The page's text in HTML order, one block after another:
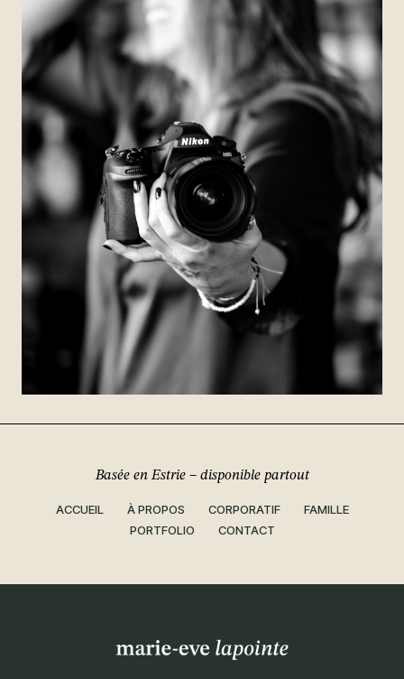
Basée en Estrie – disponible partout
ACCUEIL À PROPOS CORPORATIF
FAMILLE
PORTFOLIO
CONTACT